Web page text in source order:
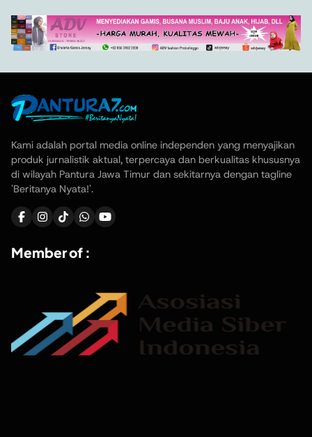
Kami adalah portal media online independen yang menyajikan
produk jurnalistik aktual, terpercaya dan berkualitas khususnya
di wilayah Pantura Jawa Timur dan sekitarnya dengan tagline
'Beritanya Nyata!'.
Member of :